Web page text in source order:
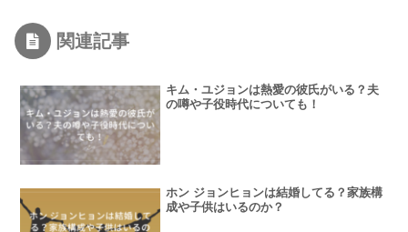
関連記事
キム・ユジョンは熱愛の彼氏がいる？夫
の噂や子役時代についても！
ホン ジョンヒョンは結婚してる？家族構
成や子供はいるのか？